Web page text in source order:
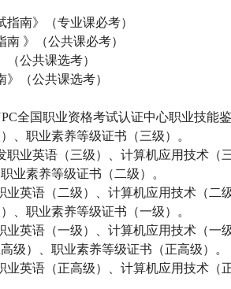
指南》（专业课必考）
南 》（公共课必考）
（公共课选考）
》（公共课选考）
全国职业资格考试认证中心职业技能
）、职业素养等级证书（三级）。
业英语（三级）、计算机应用技术（三
职业素养等级证书（二级）。
英语（二级）、计算机应用技术（二级
）、职业素养等级证书（一级）。
英语（一级）、计算机应用技术（一级
高级）、职业素养等级证书（正高级）。
英语（正高级）、计算机应用技术（